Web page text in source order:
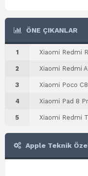
ÖNE ÇIKANLAR
1 Xiaomi Redmi
2 Xiaomi Redmi
3 Xiaomi Poco
4 Xiaomi Pad 8
5 Xiaomi Redmi
Apple Teknik